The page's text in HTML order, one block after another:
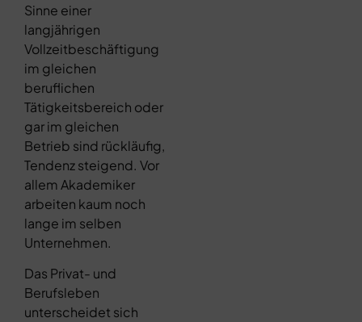
Sinne einer
langjährigen
Vollzeitbeschäftigung
im gleichen
beruflichen
Tätigkeitsbereich oder
gar im gleichen
Betrieb sind rückläufig,
Tendenz steigend. Vor
allem Akademiker
arbeiten kaum noch
lange im selben
Unternehmen.
Das Privat- und
Berufsleben
unterscheidet sich